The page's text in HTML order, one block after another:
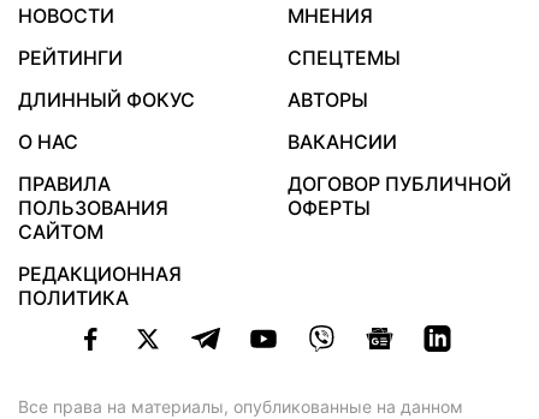
НОВОСТИ
МНЕНИЯ
РЕЙТИНГИ
СПЕЦТЕМЫ
ДЛИННЫЙ ФОКУС
АВТОРЫ
О НАС
ВАКАНСИИ
ПРАВИЛА
ПОЛЬЗОВАНИЯ
САЙТОМ
ДОГОВОР ПУБЛИЧНОЙ
ОФЕРТЫ
РЕДАКЦИОННАЯ
ПОЛИТИКА
Все права на материалы, опубликованные на данном